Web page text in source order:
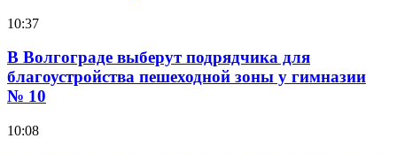
10:37
В Волгограде выберут подрядчика для
благоустройства пешеходной зоны у гимназии
№ 10
10:08